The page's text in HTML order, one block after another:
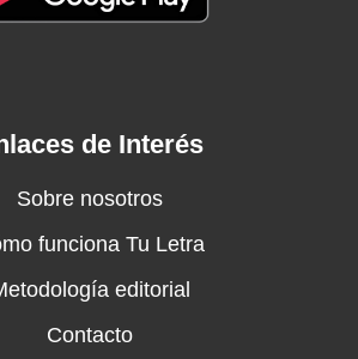
de Interés
Sobre nosotros
funciona Tu Letra
editorial
Contacto